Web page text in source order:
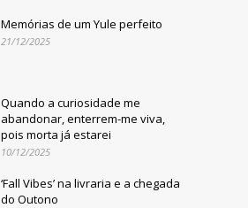
Memórias de um Yule perfeito
21/12/2025
Quando a curiosidade me
abandonar, enterrem-me viva,
pois morta já estarei
10/12/2025
‘Fall Vibes’ na livraria e a chegada
do Outono